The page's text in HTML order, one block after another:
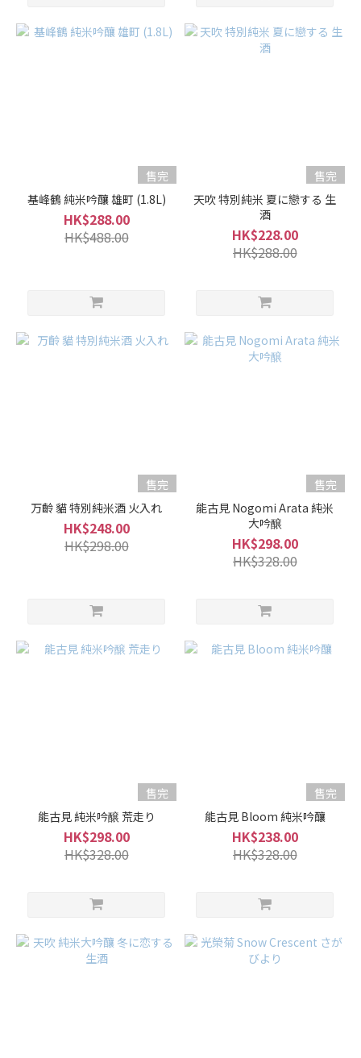
售完
基峰鶴 純米吟釀 雄町 (1.8L)
HK$288.00
HK$488.00
售完
天吹 特別純米 夏に戀する 生
酒
HK$228.00
HK$288.00
售完
万齡 貓 特別純米酒 火入れ
HK$248.00
HK$298.00
售完
能古見 Nogomi Arata 純米
大吟醸
HK$298.00
HK$328.00
售完
能古見 純米吟醸 荒走り
HK$298.00
HK$328.00
售完
能古見 Bloom 純米吟釀
HK$238.00
HK$328.00